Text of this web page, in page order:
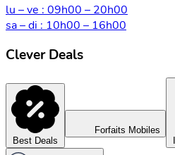
lu – ve : 09h00 – 20h00
sa – di : 10h00 – 16h00
Clever Deals
Best Deals
Forfaits Mobiles